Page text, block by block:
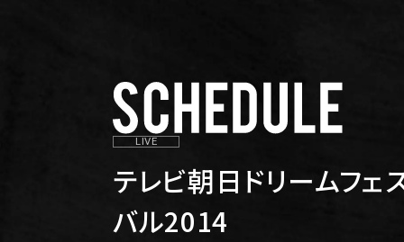
LIVE
テレビ朝日ドリームフェ
バル2014